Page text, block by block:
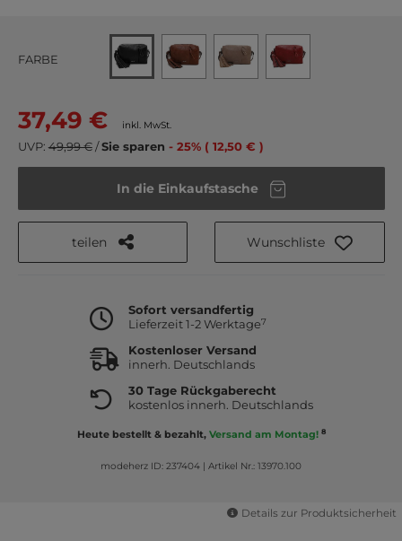
FARBE
37,49 € inkl. MwSt.
UVP: 49,99 €/Sie sparen - 25% ( 12,50 € )
In die Einkaufstasche
teilen Wunschliste
Sofort versandfertig
Lieferzeit 1-2 Werktage7
Kostenloser Versand
innerh. Deutschlands
30 Tage Rückgaberecht
kostenlos innerh. Deutschlands
Heute bestellt & bezahlt, Versand am Montag! 8
modeherz ID: 237404 | Artikel Nr.: 13970.100
Details zur Produktsicherheit